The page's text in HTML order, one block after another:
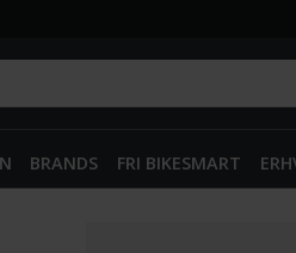
BRANDS FRI BIKESMART